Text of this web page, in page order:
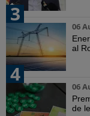
3
06
al
4
06
de